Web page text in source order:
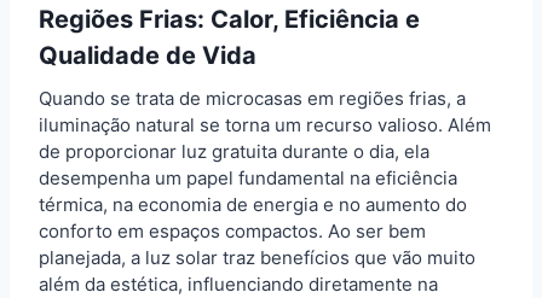
Regiões Frias: Calor, Eficiência e
Qualidade de Vida
Quando se trata de microcasas em regiões frias, a
iluminação natural se torna um recurso valioso. Além
de proporcionar luz gratuita durante o dia, ela
desempenha um papel fundamental na eficiência
térmica, na economia de energia e no aumento do
conforto em espaços compactos. Ao ser bem
planejada, a luz solar traz benefícios que vão muito
além da estética, influenciando diretamente na